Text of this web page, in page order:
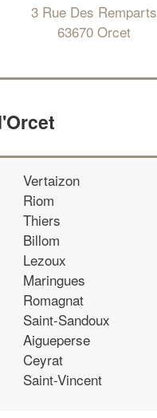
3 Rue Des Remparts
63670 Orcet
Vertaizon
Riom
Thiers
Billom
Lezoux
Maringues
Romagnat
Saint-Sandoux
Aigueperse
Ceyrat
Saint-Vincent